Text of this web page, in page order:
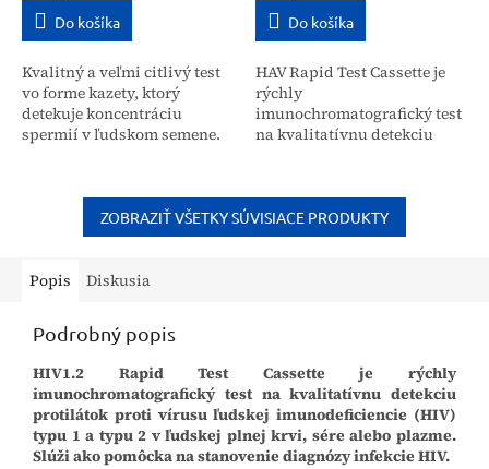
Do košíka
Kvalitný a veľmi citlivý test
vo forme kazety, ktorý
detekuje koncentráciu
spermií v ľudskom semene.
testovania je známy už...
Do košíka
HAV Rapid Test Cassette je
rýchly
imunochromatografický test
na kvalitatívnu detekciu
krvi, sére alebo plazme. Test
je...
ZOBRAZIŤ VŠETKY SÚVISIACE PRODUKTY
Popis Diskusia
Podrobný popis
HIV1.2 Rapid Test Cassette je rýchly
imunochromatografický test na kvalitatívnu detekciu
protilátok proti vírusu ľudskej imunodeficiencie (HIV)
typu 1 a typu 2 v ľudskej plnej krvi, sére alebo plazme.
Slúži ako pomôcka na stanovenie diagnózy infekcie HIV.